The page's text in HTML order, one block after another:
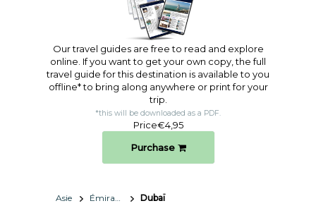
Our travel guides are free to read and explore
online. If you want to get your own copy, the full
travel guide for this destination is available to you
offline* to bring along anywhere or print for your
trip.​
*this will be downloaded as a PDF.
Price€4,95
Purchase
Asie Émirats Arabes Unis Dubaï